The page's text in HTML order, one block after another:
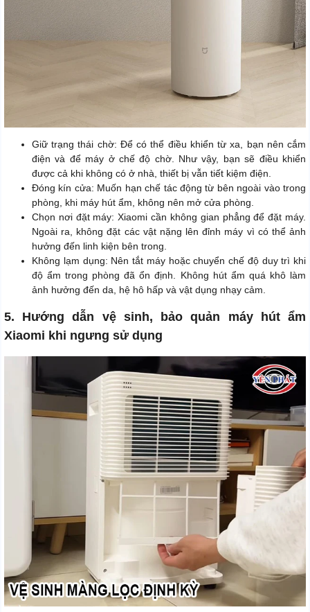
Giữ trạng thái chờ: Để có thể điều khiển từ xa, bạn nên cắm
điện và để máy ở chế độ chờ. Như vậy, bạn sẽ điều khiển
được cả khi không có ở nhà, thiết bị vẫn tiết kiệm điện.
Đóng kín cửa: Muốn hạn chế tác động từ bên ngoài vào trong
phòng, khi máy hút ẩm, không nên mở cửa phòng.
Chọn nơi đặt máy: Xiaomi cần không gian phẳng để đặt máy.
Ngoài ra, không đặt các vật nặng lên đỉnh máy vì có thể ảnh
hưởng đến linh kiện bên trong.
Không lạm dụng: Nên tắt máy hoặc chuyển chế độ duy trì khi
độ ẩm trong phòng đã ổn định. Không hút ẩm quá khô làm
ảnh hưởng đến da, hệ hô hấp và vật dụng nhạy cảm.
5. Hướng dẫn vệ sinh, bảo quản máy hút ẩm
Xiaomi khi ngưng sử dụng